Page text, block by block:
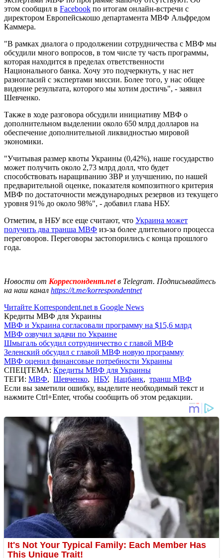
этом сообщил в Facebook по итогам онлайн-встречи с
директором Европейськошо департамента МВФ Альфредом
Каммера.
"В рамках диалога о продолжении сотрудничества с МВФ мы
обсудили много вопросов, в том числе ту часть программы,
которая находится в пределах ответственности
Национального банка. Хочу это подчеркнуть, у нас нет
разногласий с экспертами миссии. Более того, у нас общее
видение результата, которого мы хотим достичь", - заявил
Шевченко.
Также в ходе разговора обсудили инициативу МВФ о
дополнительном выделении около 650 млрд долларов ​​на
обеспечение дополнительной ликвидностью мировой
экономики.
"Учитывая размер квоты Украины (0,42%), наше государство
может получить около 2,73 млрд долл, что будет
способствовать наращиванию ЗВР и улучшению, по нашей
предварительной оценке, показателя композитного критерия
МВФ по достаточности международных резервов из текущего
уровня 91% до около 98%", - добавил глава НБУ.
Отметим, в НБУ все еще считают, что Украина может
получить два транша МВФ из-за более длительного процесса
переговоров. Переговоры застопорились с конца прошлого
года.
Новости от Корреспондент.netв Telegram. Подписывайтесь
на наш канал https://t.me/korrespondentnet
Читайте Korrespondent.net в Google News
Кредиты МВФ для Украины
МВФ и Украина согласовали программу на $15,6 млрд
МВФ озвучил задачи по Украине
Шмыгаль обсудил сотрудничество с главой МВФ
Зеленский обсудил с главой МВФ новую программу
МВФ оценил финансовые потребности Украины
СПЕЦТЕМА: Кредиты МВФ для Украины
ТЕГИ: МВФ, Шевченко, НБУ, Нацбанк, транш МВФ
Если вы заметили ошибку, выделите необходимый текст и
нажмите Ctrl+Enter, чтобы сообщить об этом редакции.